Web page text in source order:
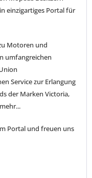
einzigartiges Portal für
Motoren und
umfangreichen
Service zur Erlangung
der Marken Victoria,
Portal und freuen uns